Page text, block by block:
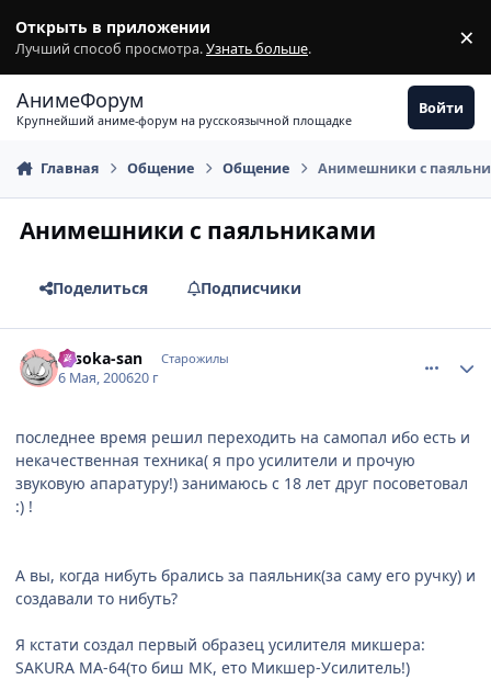
Открыть в приложении
Лучший способ просмотра.Узнать больше. ×
АнимеФорум
Крупнейший аниме-форум на русскоязычной площадке
Войти
Главная Общение Общение Анимешники с
Анимешники с паяльниками
Поделиться Подписчики
Hisoka-san Старожилы
6 Мая, 200620 г
последнее время решил переходить на самопал ибо есть и
некачественная техника( я про усилители и прочую
звуковую апаратуру!) занимаюсь с 18 лет друг посоветовал
:) !
А вы, когда нибуть брались за паяльник(за саму его ручку) и
создавали то нибуть?
Я кстати создал первый образец усилителя микшера:
SAKURA MA-64(то биш МК, ето Микшер-Усилитель!)